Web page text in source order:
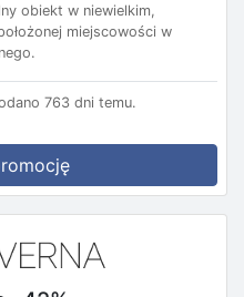
obiekt w niewielkim,
miejscowości w
763 dni temu.